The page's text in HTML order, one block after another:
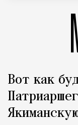
Вот как